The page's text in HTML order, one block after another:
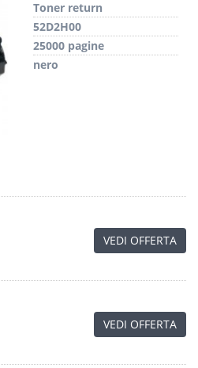
Toner return
52D2H00
25000 pagine
nero
VEDI OFFERTA
VEDI OFFERTA